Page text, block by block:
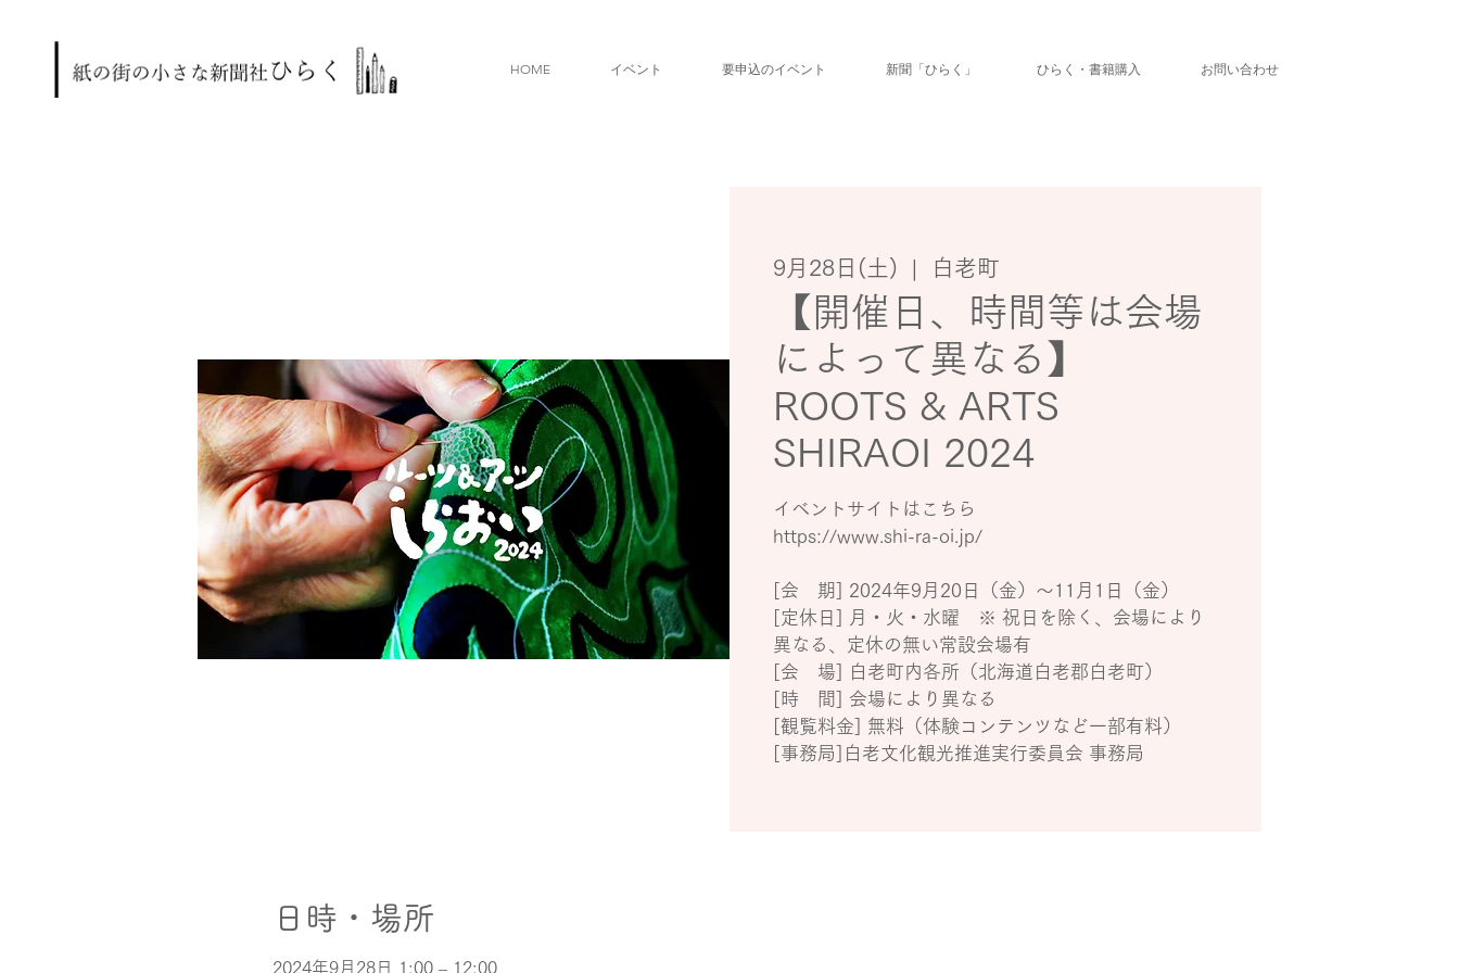
HOME イベント 要申込のイベント 新聞「ひらく」 ひらく・書籍購入 お問い合わせ
9月28日(土) 白老町
【開催日、時間等は会場
によって異なる】
ROOTS & ARTS
SHIRAOI 2024
イベントサイトはこちら
https://www.shi-ra-oi.jp/
[会 期] 2024年9月20日（金）～11月1日（金）
[定休日] 月・火・水曜 ※ 祝日を除く、会場により
異なる、定休の無い常設会場有
[会 場] 白老町内各所（北海道白老郡白老町）
[時 間] 会場により異なる
[観覧料金] 無料（体験コンテンツなど一部有料）
[事務局]白老文化観光推進実行委員会 事務局
日時・場所
2024年9月28日 1:00 – 12:00